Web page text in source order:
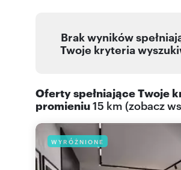
Brak wyników
Twoje kryteria
Oferty spełniające Twoje
promieniu15 km (zobacz
WYRÓŻNIONE